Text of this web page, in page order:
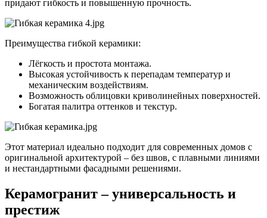
придают гибкость и повышенную прочность.
Преимущества гибкой керамики:
Лёгкость и простота монтажа.
Высокая устойчивость к перепадам температур и
механическим воздействиям.
Возможность облицовки криволинейных поверхностей.
Богатая палитра оттенков и текстур.
Этот материал идеально подходит для современных домов с
оригинальной архитектурой – без швов, с плавными линиями
и нестандартными фасадными решениями.
Керамогранит – универсальность и
престиж